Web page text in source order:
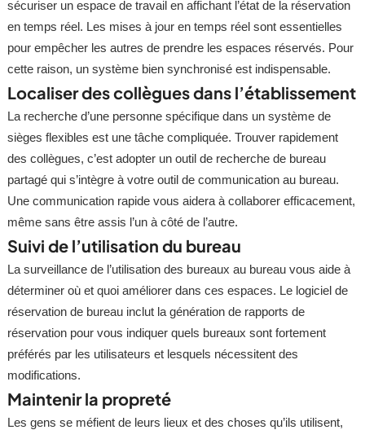
sécuriser un espace de travail en affichant l’état de la réservation
en temps réel. Les mises à jour en temps réel sont essentielles
pour empêcher les autres de prendre les espaces réservés. Pour
cette raison, un système bien synchronisé est indispensable.
Localiser des collègues dans l’établissement
La recherche d’une personne spécifique dans un système de
sièges flexibles est une tâche compliquée. Trouver rapidement
des collègues, c’est adopter un outil de recherche de bureau
partagé qui s’intègre à votre outil de communication au bureau.
Une communication rapide vous aidera à collaborer efficacement,
même sans être assis l’un à côté de l’autre.
Suivi de l’utilisation du bureau
La surveillance de l’utilisation des bureaux au bureau vous aide à
déterminer où et quoi améliorer dans ces espaces. Le logiciel de
réservation de bureau inclut la génération de rapports de
réservation pour vous indiquer quels bureaux sont fortement
préférés par les utilisateurs et lesquels nécessitent des
modifications.
Maintenir la propreté
Les gens se méfient de leurs lieux et des choses qu’ils utilisent,